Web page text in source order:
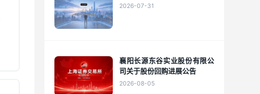
2026-07-31
襄阳长源东谷实业股份有限公
司关于股份回购进展公告
2026-08-05